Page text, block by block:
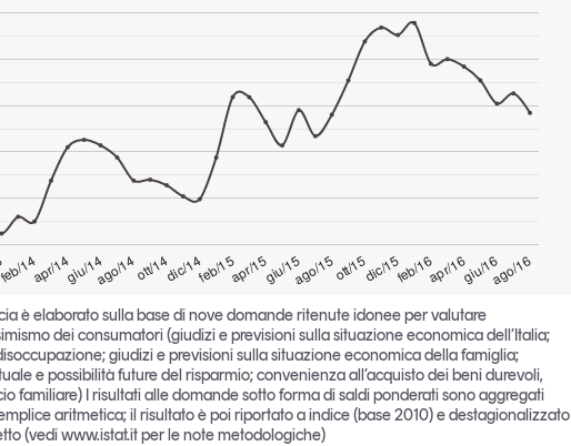
14apr/14giu/14ago/14ott/14dic/14feb/15apr/15giu/15ago/15ott/15dic/15feb/16apr/16giu/16ago/16
è elaborato sulla base di nove domande ritenute idonee per valutare
dei consumatori (giudizi e previsioni sulla situazione economica dell’Italia;
giudizi e previsioni sulla situazione economica della famiglia;
e possibilità future del risparmio; convenienza all’acquisto dei beni durevoli,
familiare) I risultati alle domande sotto forma di saldi ponderati sono aggregati
aritmetica; il risultato è poi riportato a indice (base 2010) e destagionalizzato
(vedi www.istat.it per le note metodologiche)